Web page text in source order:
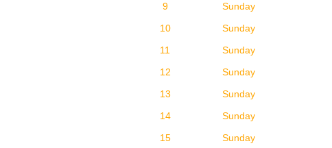
9
Sunday
10
Sunday
11
Sunday
12
Sunday
13
Sunday
14
Sunday
15
Sunday